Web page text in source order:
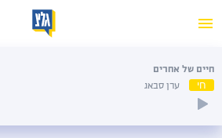
חיים של אחרים
חי ערן סבאג